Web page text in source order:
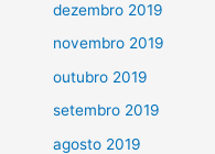
dezembro 2019
novembro 2019
outubro 2019
setembro 2019
agosto 2019